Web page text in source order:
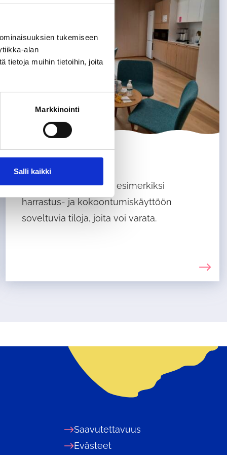
tukemiseen
alan
tietoja muihin tietoihin, joita
Markkinointi
Salli kaikki
Tilat
Tuusulan kunnalla on esimerkiksi
harrastus- ja kokoontumiskäyttöön
soveltuvia tiloja, joita voi varata.
Saavutettavuus
Evästeet